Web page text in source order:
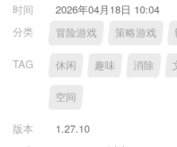
时间
2026年04月18日 10:04
分类
冒险游戏 策略游戏
TAG 休闲 趣味 消除
空间
版本
1.27.10